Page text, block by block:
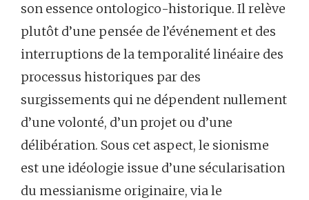
son essence ontologico-historique. Il relève
plutôt d’une pensée de l’événement et des
interruptions de la temporalité linéaire des
processus historiques par des
surgissements qui ne dépendent nullement
d’une volonté, d’un projet ou d’une
délibération. Sous cet aspect, le sionisme
est une idéologie issue d’une sécularisation
du messianisme originaire, via le